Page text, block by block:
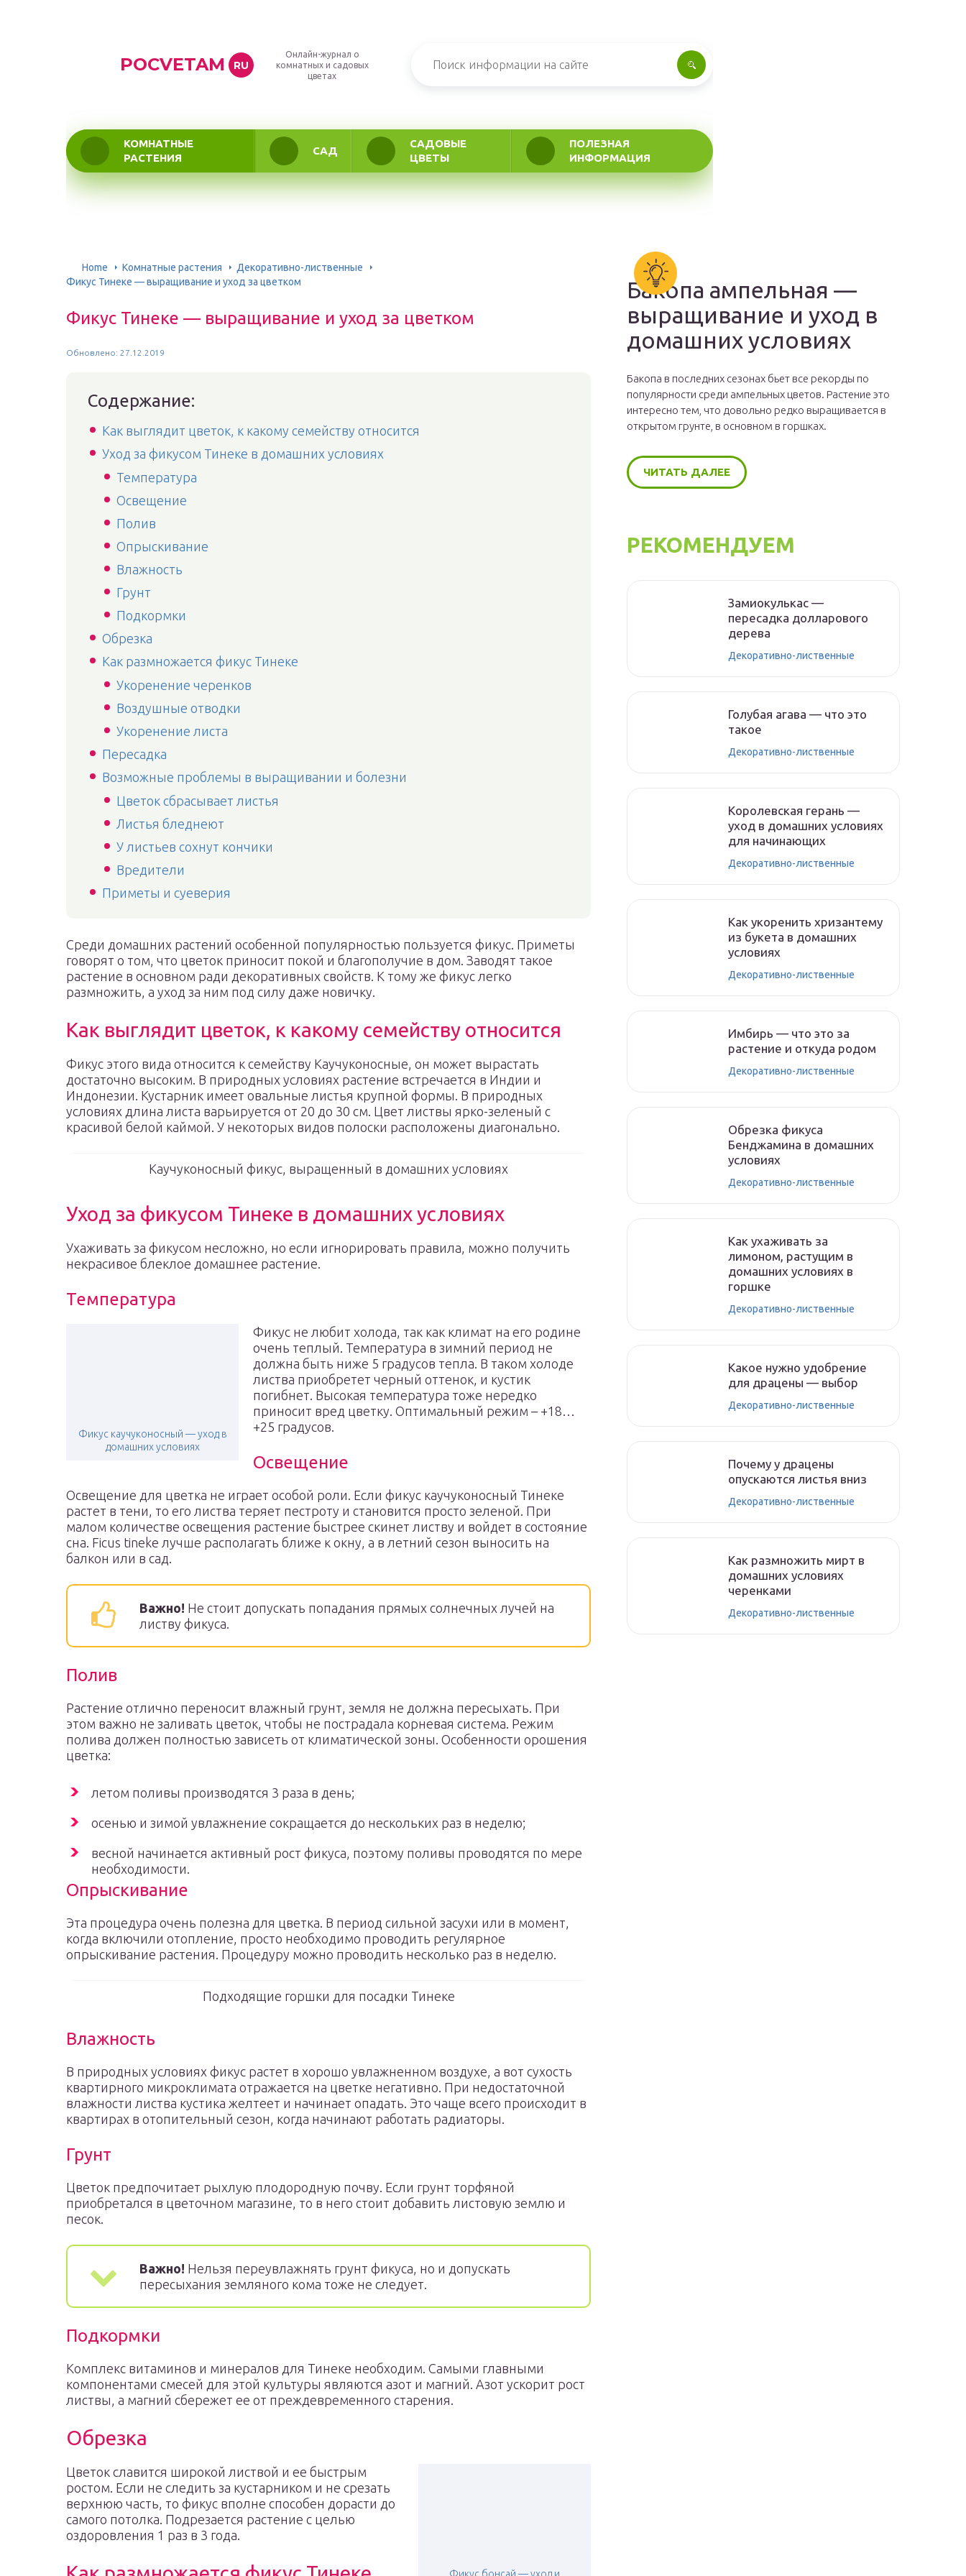
POCVETAM RU
Онлайн-журнал о
комнатных и садовых
цветах
КОМНАТНЫЕ
РАСТЕНИЯ
САД
САДОВЫЕ
ЦВЕТЫ
ПОЛЕЗНАЯ
ИНФОРМАЦИЯ
Home Комнатные растения
Декоративно-лиственные
Фикус Тинеке — выращивание и уход за цветком
Фикус Тинеке — выращивание и уход за цветком
Обновлено: 27.12.2019
Содержание:
Как выглядит цветок, к какому семейству относится
Уход за фикусом Тинеке в домашних условиях
Температура
Освещение
Полив
Опрыскивание
Влажность
Грунт
Подкормки
Обрезка
Как размножается фикус Тинеке
Укоренение черенков
Воздушные отводки
Укоренение листа
Пересадка
Возможные проблемы в выращивании и болезни
Цветок сбрасывает листья
Листья бледнеют
У листьев сохнут кончики
Вредители
Приметы и суеверия
Среди домашних растений особенной популярностью пользуется фикус. Приметы
говорят о том, что цветок приносит покой и благополучие в дом. Заводят такое
растение в основном ради декоративных свойств. К тому же фикус легко
размножить, а уход за ним под силу даже новичку.
Как выглядит цветок, к какому семейству относится
Фикус этого вида относится к семейству Каучуконосные, он может вырастать
достаточно высоким. В природных условиях растение встречается в Индии и
Индонезии. Кустарник имеет овальные листья крупной формы. В природных
условиях длина листа варьируется от 20 до 30 см. Цвет листвы ярко-зеленый с
красивой белой каймой. У некоторых видов полоски расположены диагонально.
Каучуконосный фикус, выращенный в домашних условиях
Уход за фикусом Тинеке в домашних условиях
Ухаживать за фикусом несложно, но если игнорировать правила, можно получить
некрасивое блеклое домашнее растение.
Температура
Фикус каучуконосный — уход в
домашних условиях
Фикус не любит холода, так как климат на его родине
очень теплый. Температура в зимний период не
должна быть ниже 5 градусов тепла. В таком холоде
листва приобретет черный оттенок, и кустик
погибнет. Высокая температура тоже нередко
приносит вред цветку. Оптимальный режим – +18…
+25 градусов.
Освещение
Освещение для цветка не играет особой роли. Если фикус каучуконосный Тинеке
растет в тени, то его листва теряет пестроту и становится просто зеленой. При
малом количестве освещения растение быстрее скинет листву и войдет в состояние
сна. Ficus tineke лучше располагать ближе к окну, а в летний сезон выносить на
балкон или в сад.
Важно! Не стоит допускать попадания прямых солнечных лучей на
листву фикуса.
Полив
Растение отлично переносит влажный грунт, земля не должна пересыхать. При
этом важно не заливать цветок, чтобы не пострадала корневая система. Режим
полива должен полностью зависеть от климатической зоны. Особенности орошения
цветка:
летом поливы производятся 3 раза в день;
осенью и зимой увлажнение сокращается до нескольких раз в неделю;
весной начинается активный рост фикуса, поэтому поливы проводятся по мере
необходимости.
Опрыскивание
Эта процедура очень полезна для цветка. В период сильной засухи или в момент,
когда включили отопление, просто необходимо проводить регулярное
опрыскивание растения. Процедуру можно проводить несколько раз в неделю.
Подходящие горшки для посадки Тинеке
Влажность
В природных условиях фикус растет в хорошо увлажненном воздухе, а вот сухость
квартирного микроклимата отражается на цветке негативно. При недостаточной
влажности листва кустика желтеет и начинает опадать. Это чаще всего происходит в
квартирах в отопительный сезон, когда начинают работать радиаторы.
Грунт
Цветок предпочитает рыхлую плодородную почву. Если грунт торфяной
приобретался в цветочном магазине, то в него стоит добавить листовую землю и
песок.
Важно! Нельзя переувлажнять грунт фикуса, но и допускать
пересыхания земляного кома тоже не следует.
Подкормки
Комплекс витаминов и минералов для Тинеке необходим. Самыми главными
компонентами смесей для этой культуры являются азот и магний. Азот ускорит рост
листвы, а магний сбережет ее от преждевременного старения.
Обрезка
Цветок славится широкой листвой и ее быстрым
ростом. Если не следить за кустарником и не срезать
верхнюю часть, то фикус вполне способен дорасти до
самого потолка. Подрезается растение с целью
оздоровления 1 раз в 3 года.
Бакопа ампельная —
выращивание и уход в
домашних условиях
Бакопа в последних сезонах бьет все рекорды по
популярности среди ампельных цветов. Растение это
интересно тем, что довольно редко выращивается в
открытом грунте, в основном в горшках.
ЧИТАТЬ ДАЛЕЕ
РЕКОМЕНДУЕМ
Замиокулькас —
пересадка долларового
дерева
Декоративно-лиственные
Голубая агава — что это
такое
Декоративно-лиственные
Королевская герань —
уход в домашних условиях
для начинающих
Декоративно-лиственные
Как укоренить хризантему
из букета в домашних
условиях
Декоративно-лиственные
Имбирь — что это за
растение и откуда родом
Декоративно-лиственные
Обрезка фикуса
Бенджамина в домашних
условиях
Декоративно-лиственные
Как ухаживать за
лимоном, растущим в
домашних условиях в
горшке
Декоративно-лиственные
Какое нужно удобрение
для драцены — выбор
Декоративно-лиственные
Почему у драцены
опускаются листья вниз
Декоративно-лиственные
Как размножить мирт в
домашних условиях
черенками
Декоративно-лиственные